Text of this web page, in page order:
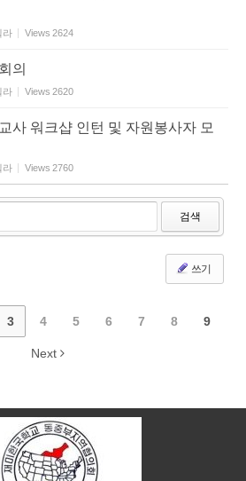
라 Views 2624
의
라 Views 2620
사 워크샵 인턴 및 자원봉사자 모
라 Views 2760
검색
쓰기
3 4 5 6 7 8 9
Next